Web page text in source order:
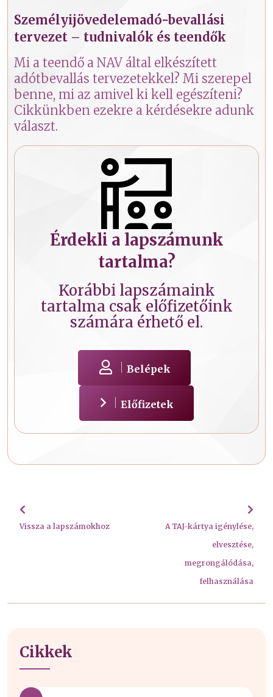
Személyijövedelemadó-bevallási
tervezet – tudnivalók és teendők
Mi a teendő a NAV által elkészített
adótbevallás tervezetekkel? Mi szerepel
benne, mi az amivel ki kell egészíteni?
Cikkünkben ezekre a kérdésekre adunk
választ.
Érdekli a lapszámunk
tartalma?
Korábbi lapszámaink
tartalma csak előfizetőink
számára érhető el.
Belépek
Előfizetek
Vissza a lapszámokhoz
A TAJ-kártya igénylése,
elvesztése,
megrongálódása,
felhasználása
Cikkek